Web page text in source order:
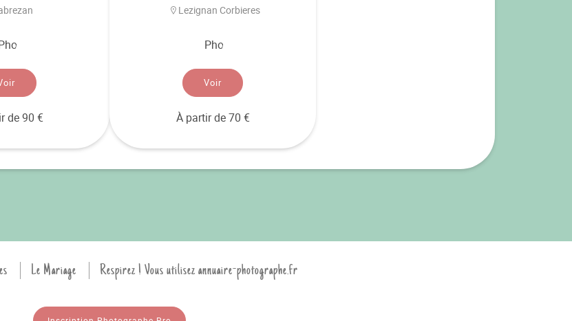
de 90 €
Lezignan Corbieres
Voir
À partir de 70 €
Le Mariage Respirez ! Vous utilisez annuaire-photographe.fr